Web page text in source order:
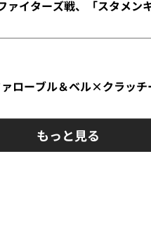
ァイターズ戦、「スタメン
ローブル＆ベル×クラッ
もっと見る